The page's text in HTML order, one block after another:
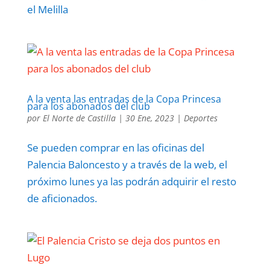
el Melilla
A la venta las entradas de la Copa Princesa
para los abonados del club
por El Norte de Castilla| 30 Ene, 2023| Deportes
Se pueden comprar en las oficinas del
Palencia Baloncesto y a través de la web, el
próximo lunes ya las podrán adquirir el resto
de aficionados.